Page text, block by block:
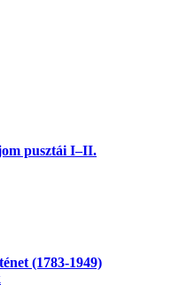
pusztái I–II.
(1783-1949)